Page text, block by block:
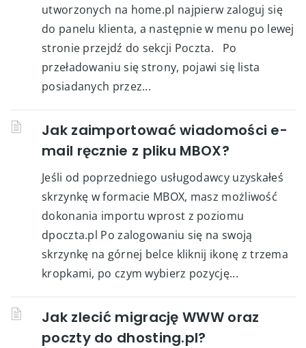
utworzonych na home.pl najpierw zaloguj się
do panelu klienta, a następnie w menu po lewej
stronie przejdź do sekcji Poczta. Po
przeładowaniu się strony, pojawi się lista
posiadanych przez...
Jak zaimportować wiadomości e-
mail ręcznie z pliku MBOX?
Jeśli od poprzedniego usługodawcy uzyskałeś
skrzynkę w formacie MBOX, masz możliwość
dokonania importu wprost z poziomu
dpoczta.pl Po zalogowaniu się na swoją
skrzynkę na górnej belce kliknij ikonę z trzema
kropkami, po czym wybierz pozycję...
Jak zlecić migrację WWW oraz
poczty do dhosting.pl?